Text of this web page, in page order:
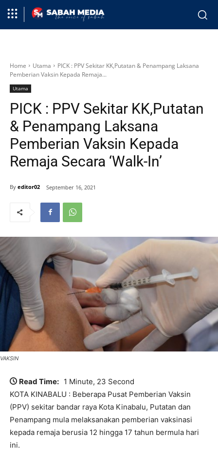
Home Utama
PICK : PPV Sekitar KK,Putatan & Penampang Laksana
Pemberian Vaksin Kepada Remaja...
Utama
PICK : PPV Sekitar KK,Putatan
& Penampang Laksana
Pemberian Vaksin Kepada
Remaja Secara ‘Walk-In’
By editor02 September 16, 2021
VAKSIN
Read Time: 1 Minute, 23 Second
KOTA KINABALU : Beberapa Pusat Pemberian Vaksin
(PPV) sekitar bandar raya Kota Kinabalu, Putatan dan
Penampang mula melaksanakan pemberian vaksinasi
kepada remaja berusia 12 hingga 17 tahun bermula hari
ini.